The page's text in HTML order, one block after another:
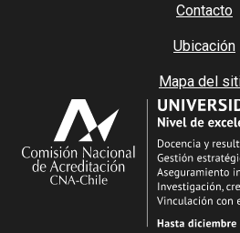
Contacto
Ubicación
Mapa del